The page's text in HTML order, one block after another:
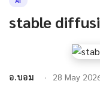
stable
อ.บอม 28 May